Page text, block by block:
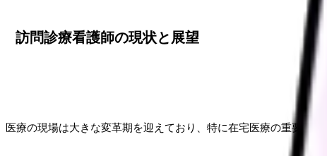
訪問診療看護師の現状と展望
医療の現場は大きな変革期を迎えており、特に在宅医療の重要性が